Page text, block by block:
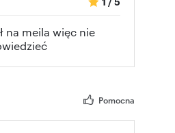
na meila więc nie
Pomocna